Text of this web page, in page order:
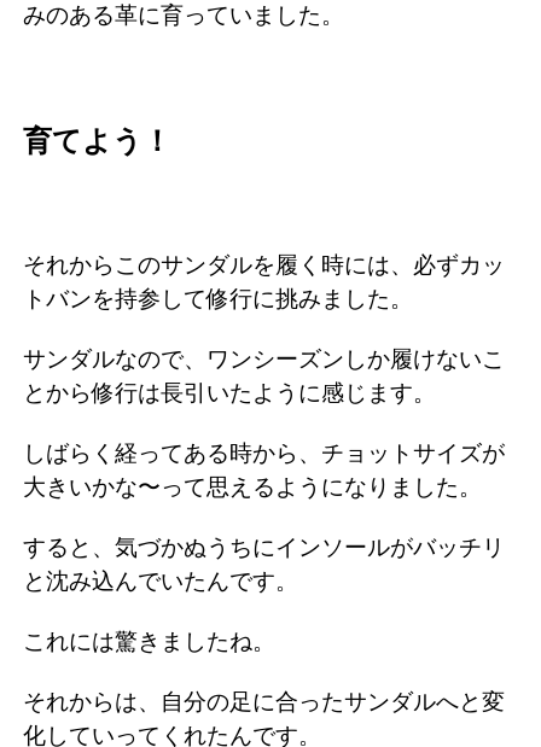
みのある革に育っていました。
育てよう！
それからこのサンダルを履く時には、必ずカッ
トバンを持参して修行に挑みました。
サンダルなので、ワンシーズンしか履けないこ
とから修行は長引いたように感じます。
しばらく経ってある時から、チョットサイズが
大きいかな〜って思えるようになりました。
すると、気づかぬうちにインソールがバッチリ
と沈み込んでいたんです。
これには驚きましたね。
それからは、自分の足に合ったサンダルへと変
化していってくれたんです。